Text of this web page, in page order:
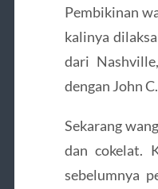
Pembikinan
kalinya
dari
dengan John
Sekarang
dan cokelat.
sebelumnya